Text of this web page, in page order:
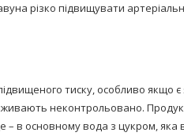
різко підвищувати
тиску, особливо якщо
неконтрольовано.
– в основному вода з цукром,